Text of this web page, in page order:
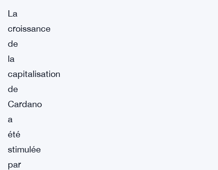
La
croissance
de
la
capitalisation
de
Cardano
a
été
stimulée
par